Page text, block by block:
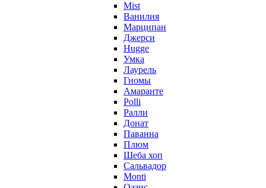
Mist
Ванилия
Марципан
Джерси
Hugge
Умка
Лаурель
Гномы
Амаранте
Polli
Ралли
Донат
Паванна
Плюм
Шеба хоп
Сальвадор
Monti